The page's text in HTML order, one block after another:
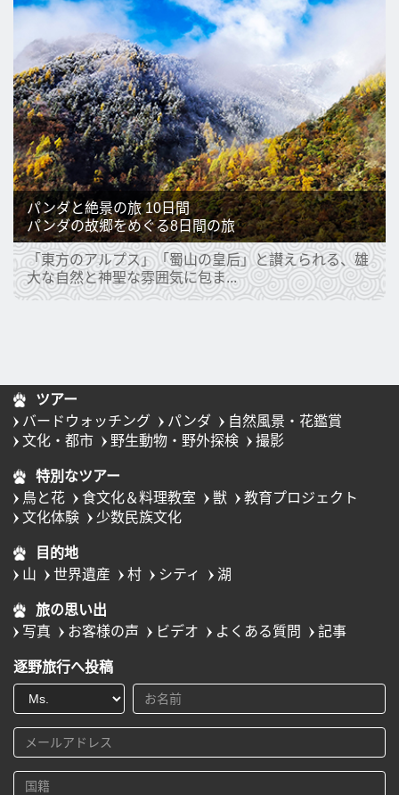
「東方のアルプス」「蜀山の皇后」と讃えられる、雄
大な自然と神聖な雰囲気に包ま...
パンダと絶景の旅 10日間
パンダの故郷をめぐる8日間の旅
ツアー
バードウォッチング
パンダ
自然風景・花鑑賞
文化・都市
野生動物・野外探検 撮影
特別なツアー
鳥と花
食文化＆料理教室 獣
教育プロジェクト
文化体験
少数民族文化
目的地
山
世界遺産 村 シティ 湖
旅の思い出
写真
お客様の声 ビデオ よくある質問 記事
逐野旅行へ投稿